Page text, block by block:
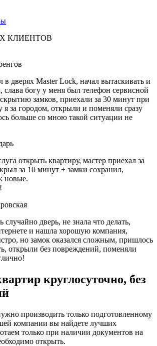
КЛИЕНТОВ
в дверях Master Lock, начал вытаскивать и
слава богу у меня был телефон сервисной
замков, приехали за 30 минут при
я за городом, открыли и поменяли сразу
больше со мною такой ситуации не
открыть квартиру, мастер приехал за
за 10 минут + замки сохранил,
новые.
случайно дверь, не знала что делать,
и нашла хорошую компания,
но замок оказался сложным, пришлось
открыли без повреждений, поменяли
круглосуточно, без
производить только подготовленному
компании вы найдете лучших
только при наличии документов на
открыть.